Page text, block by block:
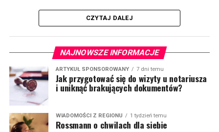
CZYTAJ DALEJ
NAJNOWSZE INFORMACJE
ARTYKUŁ SPONSOROWANY 7 dni temu
Jak przygotować się do wizyty u notariusza
i uniknąć brakujących dokumentów?
WIADOMOŚCI Z REGIONU 1 tydzień temu
Rossmann o chwilach dla siebie